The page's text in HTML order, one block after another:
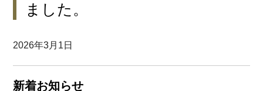
ました。
2026年3月1日
新着お知らせ